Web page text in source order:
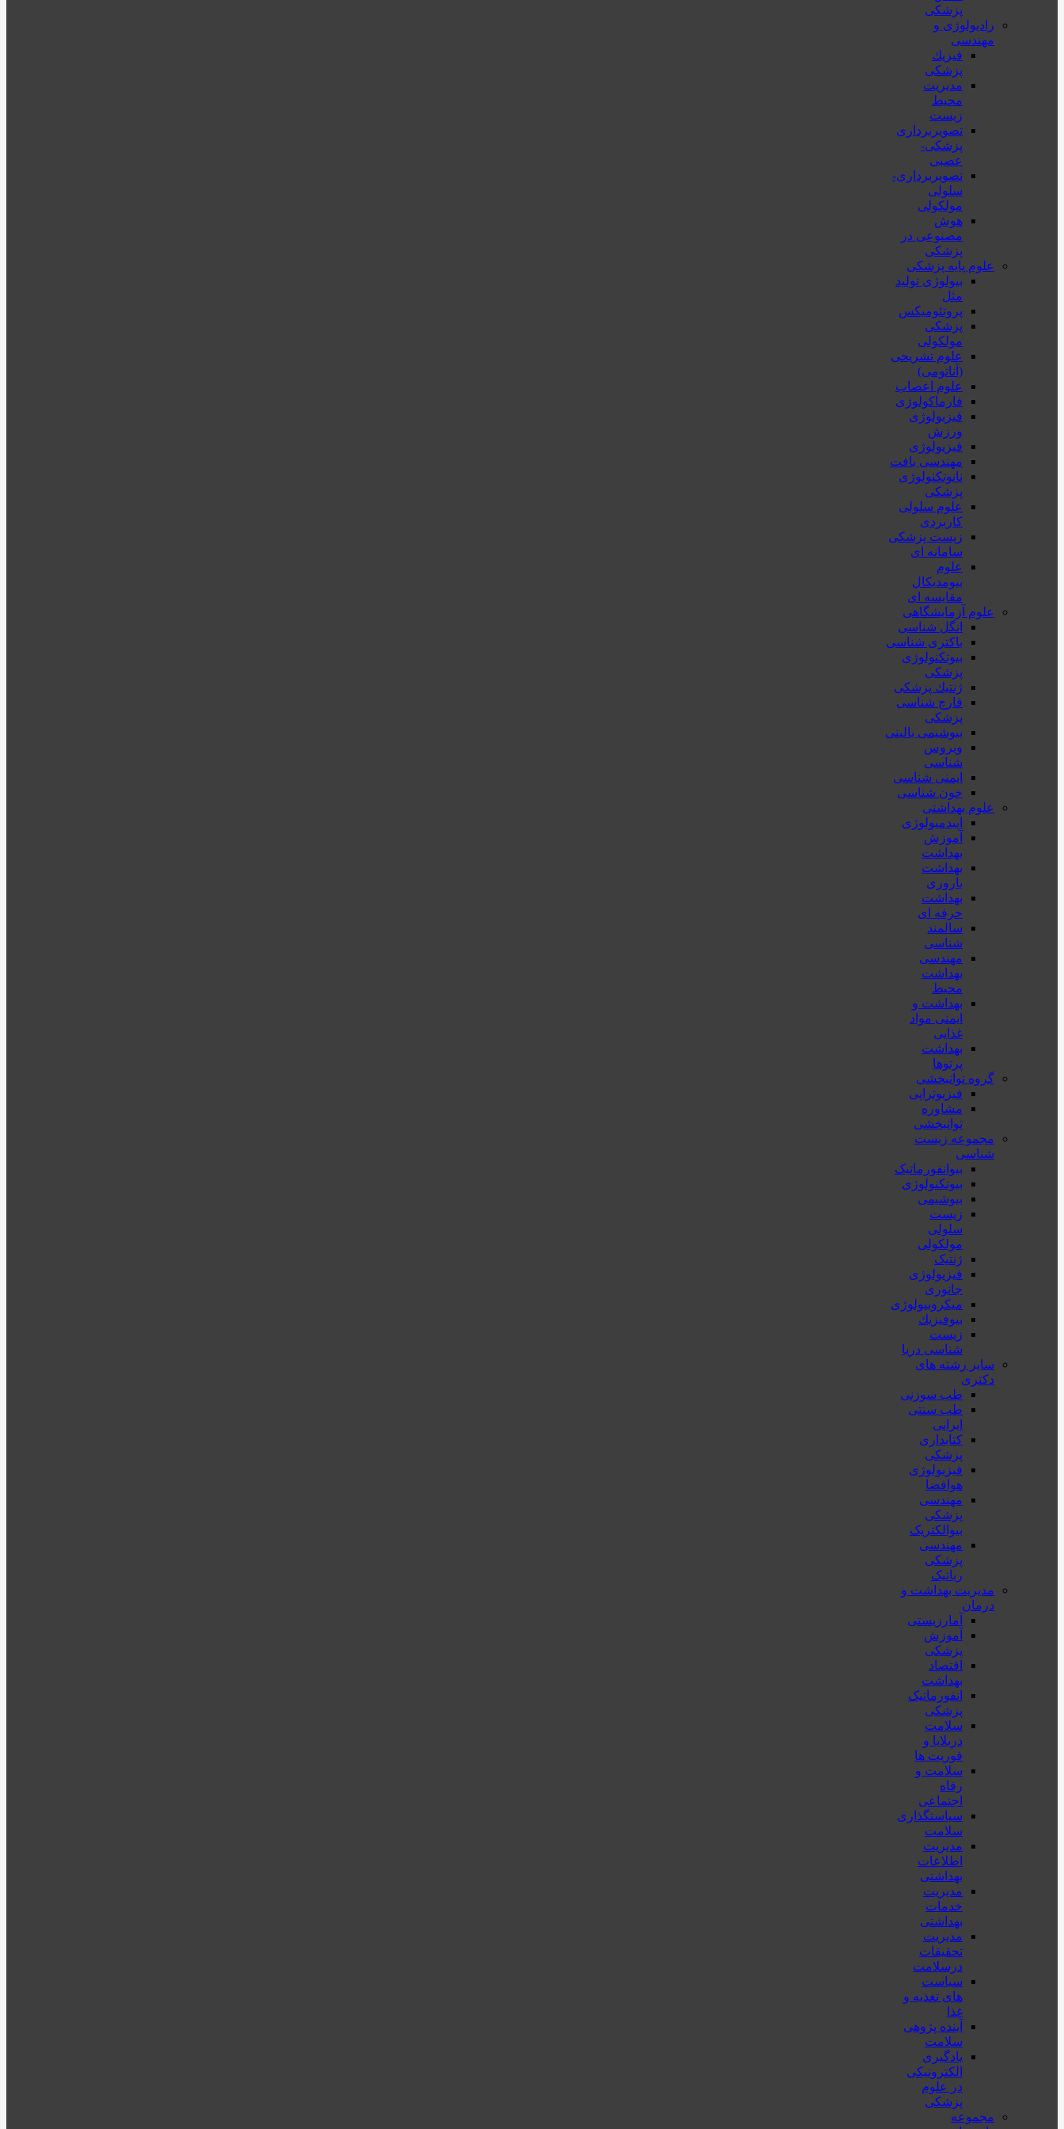
پزشکی
رادیولوژی و
مهندسی
فيزيك
پزشکی
مدیریت
محیط
زیست
تصویربرداری
پزشکی-
عصبی
تصویربرداری-
سلولی
مولکولی
هوش
مصنوعی در
پزشکی
علوم پایه پزشکی
بیولوژی تولید
مثل
پروتئومیکس
پزشکی
مولکولی
علوم تشریحی
(آناتومی)
علوم اعصاب
فارماکولوژی
فیزیولوژی
ورزش
فیزیولوژی
مهندسی بافت
نانوتکنولوژی
پزشکی
علوم سلولی
کاربردی
زیست پزشکی
سامانه ای
علوم
بیومدیکال
مقایسه ای
علوم آزمایشگاهی
انگل شناسی
باکتری شناسی
بیوتکنولوژی
پزشکی
ژنتيك پزشکی
قارچ شناسی
پزشكی
بیوشیمی بالینی
ویروس
شناسی
ایمنی شناسی
خون شناسی
علوم بهداشتی
اپیدمیولوژی
آموزش
بهداشت
بهداشت
باروری
بهداشت
حرفه ای
سالمند
شناسی
مهندسی
بهداشت
محيط
بهداشت و
ایمنی مواد
غذایی
بهداشت
پرتوها
گروه توانبخشی
فیزیوتراپی
مشاوره
توانبخشی
مجموعه زیست
شناسی
بیوانفورماتیک
بیوتکنولوژی
بیوشیمی
زیست
سلولی
مولکولی
ژنتیک
فیزیولوژی
جانوری
میکروبیولوژی
بيوفيزيك
زیست
شناسی دریا
سایر رشته های
دکتری
طب سوزنی
طب سنتی
ایرانی
کتابداری
پزشکی
فیزیولوژی
هوافضا
مهندسی
پزشکی
بیوالکتریک
مهندسی
پزشکی
رباتیک
مدیریت بهداشت و
درمان
آمارزیستی
آموزش
پزشکی
اقتصاد
بهداشت
انفورماتیک
پزشکی
سلامت
دربلايا و
فوريت ها
سلامت و
رفاه
اجتماعی
سیاستگذاری
سلامت
مدیریت
اطلاعات
بهداشتی
مدیریت
خدمات
بهداشتی
مدیریت
تحقیقات
درسلامت
سیاست
های تغذیه و
غذا
آینده پژوهی
سلامت
یادگیری
الکترونیکی
در علوم
پزشکی
مجموعه